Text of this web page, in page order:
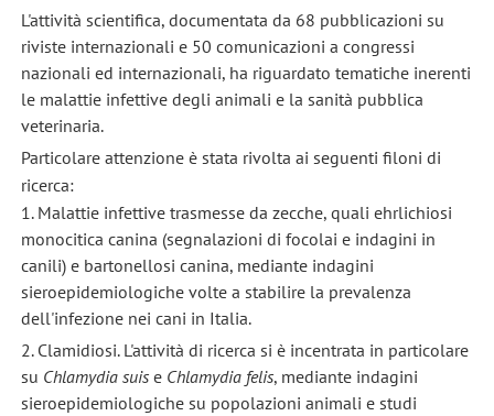
L'attività scientifica, documentata da 68 pubblicazioni su
riviste internazionali e 50 comunicazioni a congressi
nazionali ed internazionali, ha riguardato tematiche inerenti
le malattie infettive degli animali e la sanità pubblica
veterinaria.
Particolare attenzione è stata rivolta ai seguenti filoni di
ricerca:
1. Malattie infettive trasmesse da zecche, quali ehrlichiosi
monocitica canina (segnalazioni di focolai e indagini in
canili) e bartonellosi canina, mediante indagini
sieroepidemiologiche volte a stabilire la prevalenza
dell'infezione nei cani in Italia.
2. Clamidiosi. L'attività di ricerca si è incentrata in particolare
su Chlamydia suise Chlamydia felis, mediante indagini
sieroepidemiologiche su popolazioni animali e studi